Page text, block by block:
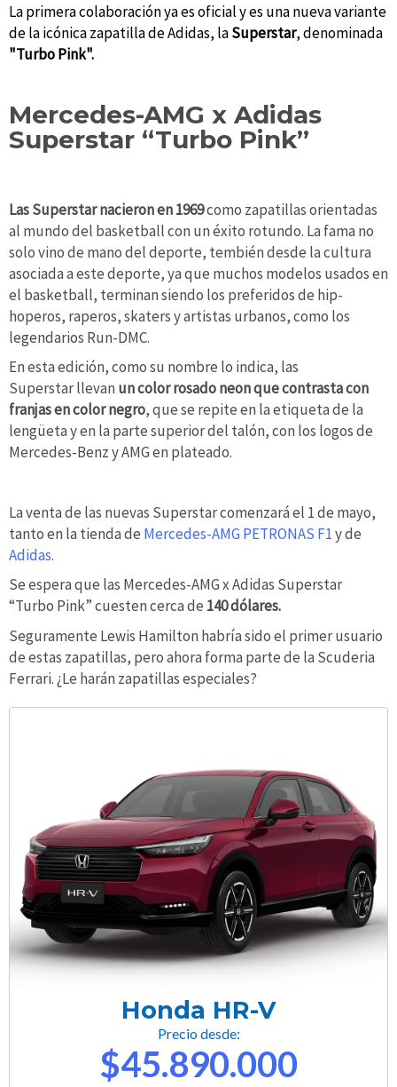
La primera colaboración ya es oficial y es una nueva variante
de la icónica zapatilla de Adidas, laSuperstar, denominada
"Turbo Pink".
Mercedes-AMG x Adidas
Superstar “Turbo Pink”
Las Superstar nacieron en 1969como zapatillas orientadas
al mundo del basketball con un éxito rotundo. La fama no
solo vino de mano del deporte, tembién desde la cultura
asociada a este deporte, ya que muchos modelos usados en
el basketball, terminan siendo los preferidos de hip-
hoperos, raperos, skaters y artistas urbanos, como los
legendarios Run-DMC.
En esta edición, como su nombre lo indica, las
Superstar llevan un color rosado neon que contrasta con
franjas en color negro, que se repite en la etiqueta de la
lengüeta y en la parte superior del talón, con los logos de
Mercedes-Benz y AMG en plateado.
La venta de las nuevas Superstar comenzará el 1 de mayo,
tanto en la tienda de Mercedes-AMG PETRONAS F1y de
Adidas.
Se espera que las Mercedes-AMG x Adidas Superstar
“Turbo Pink” cuesten cerca de 140 dólares.
Seguramente Lewis Hamilton habría sido el primer usuario
de estas zapatillas, pero ahora forma parte de la Scuderia
Ferrari. ¿Le harán zapatillas especiales?
Honda HR-V
Precio desde:
$45.890.000